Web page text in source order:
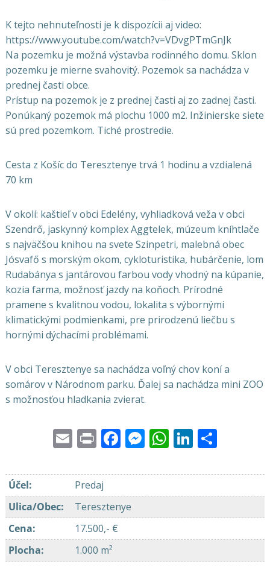
K tejto nehnuteľnosti je k dispozícii aj video:
https://www.youtube.com/watch?v=VDvgPTmGnJk
Na pozemku je možná výstavba rodinného domu. Sklon
pozemku je mierne svahovitý. Pozemok sa nachádza v
prednej časti obce.
Prístup na pozemok je z prednej časti aj zo zadnej časti.
Ponúkaný pozemok má plochu 1000 m2. Inžinierske siete
sú pred pozemkom. Tiché prostredie.
Cesta z Košíc do Teresztenye trvá 1 hodinu a vzdialená
70 km
V okolí: kaštieľ v obci Edelény, vyhliadková veža v obci
Szendrő, jaskynný komplex Aggtelek, múzeum kníhtlače
s najväčšou knihou na svete Szinpetri, malebná obec
Jósvafő s morským okom, cykloturistika, hubárčenie, lom
Rudabánya s jantárovou farbou vody vhodný na kúpanie,
kozia farma, možnosť jazdy na koňoch. Prírodné
pramene s kvalitnou vodou, lokalita s výbornými
klimatickými podmienkami, pre prirodzenú liečbu s
hornými dýchacími problémami.
V obci Teresztenye sa nachádza voľný chov koní a
somárov v Národnom parku. Ďalej sa nachádza mini ZOO
s možnosťou hladkania zvierat.
EmailPrintFacebook
Messenger
WhatsApp
LinkedIn
Účel:
Predaj
Ulica/Obec:
Teresztenye
Cena:
17.500,- €
Plocha: 1.000 m²